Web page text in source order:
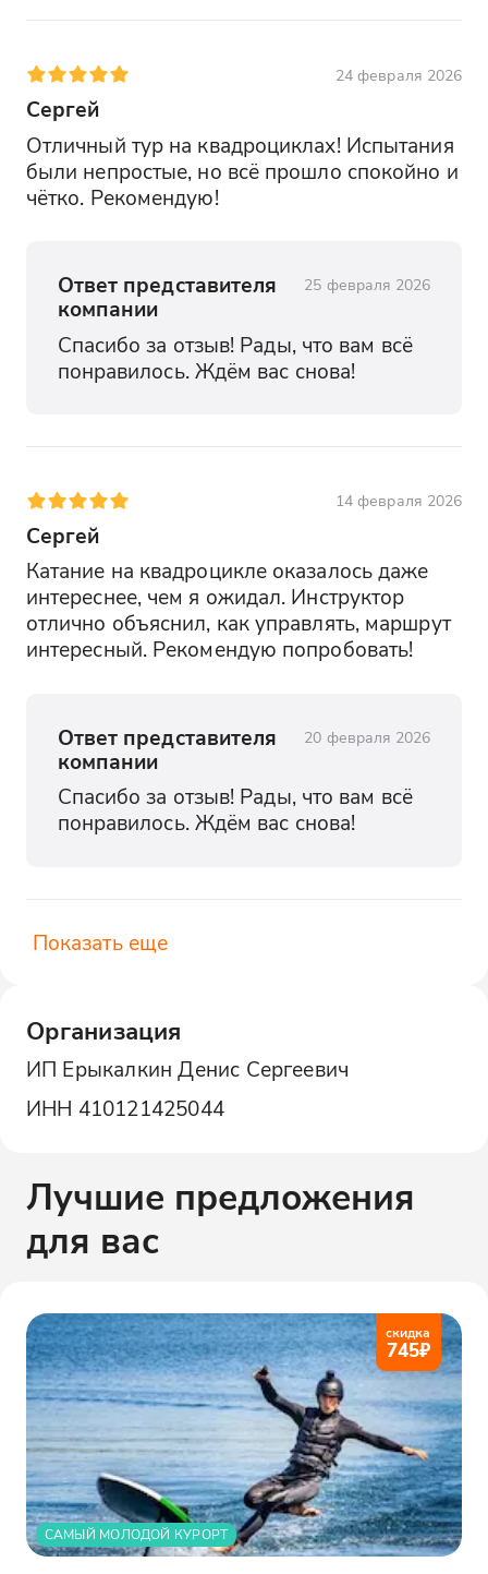
24 февраля 2026
Сергей
Отличный тур на квадроциклах! Испытания
были непростые, но всё прошло спокойно и
чётко. Рекомендую!
Ответ представителя
компании
25 февраля 2026
Спасибо за отзыв! Рады, что вам всё
понравилось. Ждём вас снова!
14 февраля 2026
Сергей
Катание на квадроцикле оказалось даже
интереснее, чем я ожидал. Инструктор
отлично объяснил, как управлять, маршрут
интересный. Рекомендую попробовать!
Ответ представителя
компании
20 февраля 2026
Спасибо за отзыв! Рады, что вам всё
понравилось. Ждём вас снова!
Показать еще
Организация
ИП Ерыкалкин Денис Сергеевич
ИНН 410121425044
Лучшие предложения
для вас
скидка
745₽
САМЫЙ МОЛОДОЙ КУРОРТ